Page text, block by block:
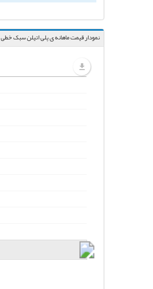
نمودار قیمت ماهانه ی پلی اتیلن سبک خطی 20075AA / پتروشیمی شازند